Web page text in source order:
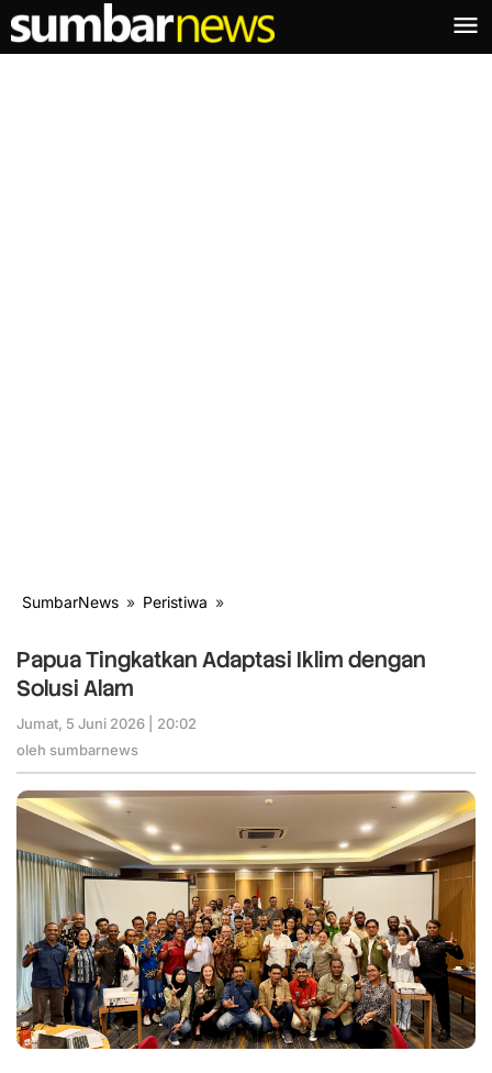
Lewati
ke
konten
SumbarNews » Peristiwa »
Adaptasi
Iklim
Papua Tingkatkan Adaptasi Iklim dengan
Solusi Alam
Jumat, 5 Juni 2026 | 20:02
oleh sumbarnews